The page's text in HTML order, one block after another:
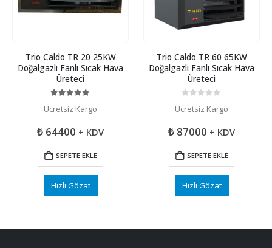
Trio Caldo TR 20 25KW
Doğalgazlı Fanlı Sıcak Hava
Üreteci
Ücretsiz Kargo
₺ 64400 + KDV
SEPETE EKLE
Hızlı Gözat
Trio Caldo TR 60 65KW
Doğalgazlı Fanlı Sıcak Hava
Üreteci
Ücretsiz Kargo
₺ 87000 + KDV
SEPETE EKLE
Hızlı Gözat